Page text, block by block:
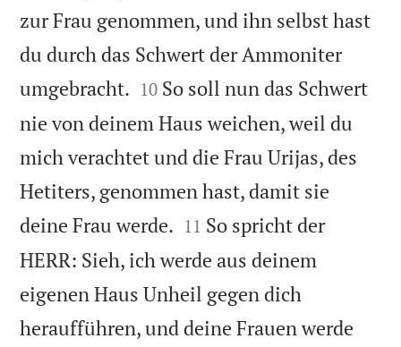
zur Frau genommen, und ihn selbst hast
du durch das Schwert der Ammoniter
umgebracht. 

10 So soll nun das Schwert
nie von deinem Haus weichen, weil du
mich verachtet und die Frau Urijas, des
Hetiters, genommen hast, damit sie
deine Frau werde. 

11 So spricht der
HERR: Sieh, ich werde aus deinem
eigenen Haus Unheil gegen dich
heraufführen, und deine Frauen werde